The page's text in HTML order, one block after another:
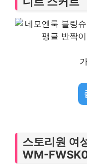
스토리원 여
WM-